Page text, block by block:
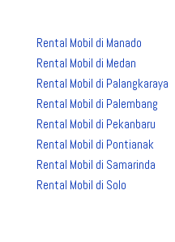
Rental Mobil di Manado
Rental Mobil di Medan
Rental Mobil di Palangkaraya
Rental Mobil di Palembang
Rental Mobil di Pekanbaru
Rental Mobil di Pontianak
Rental Mobil di Samarinda
Rental Mobil di Solo